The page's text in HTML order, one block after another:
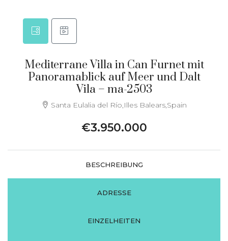
Mediterrane Villa in Can Furnet mit
Panoramablick auf Meer und Dalt
Vila – ma-2503
Santa Eulalia del Río,Illes Balears,Spain
€3.950.000
BESCHREIBUNG
ADRESSE
EINZELHEITEN